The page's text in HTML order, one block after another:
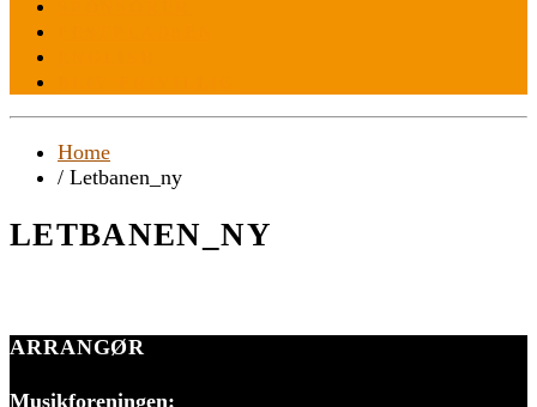
Home
/ Letbanen_ny
LETBANEN_NY
ARRANGØR
Musikforeningen: